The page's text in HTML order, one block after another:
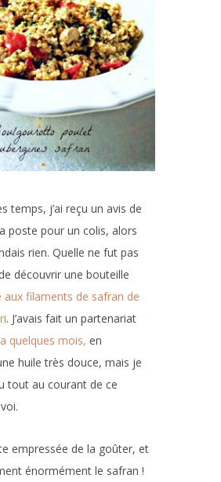
temps, j’ai reçu un avis de
poste pour un colis, alors
rien. Quelle ne fut pas
découvrir une bouteille
aux filaments de safran de
. J’avais fait un partenariat
quelques mois, en
huile très douce, mais je
tout au courant de ce
empressée de la goûter, et
énormément le safran !